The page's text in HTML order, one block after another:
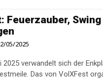
Feuerzauber, Swing
05/2025
2025 verwandelt sich der
Das von VolXFest